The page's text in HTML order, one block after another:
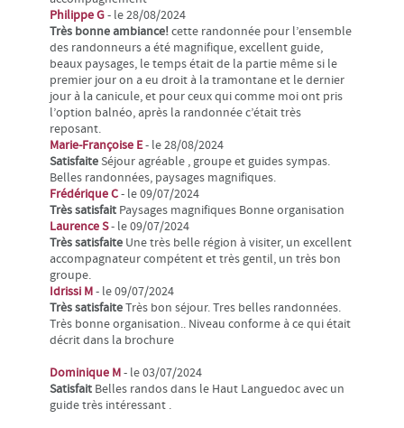
Philippe G- le 28/08/2024
Très bonne ambiance!cette randonnée pour l’ensemble
des randonneurs a été magnifique, excellent guide,
beaux paysages, le temps était de la partie même si le
premier jour on a eu droit à la tramontane et le dernier
jour à la canicule, et pour ceux qui comme moi ont pris
l’option balnéo, après la randonnée c’était très
reposant.
Marie-Françoise E- le 28/08/2024
SatisfaiteSéjour agréable , groupe et guides sympas.
Belles randonnées, paysages magnifiques.
Frédérique C- le 09/07/2024
Très satisfait Paysages magnifiques Bonne organisation
Laurence S- le 09/07/2024
Très satisfaite Une très belle région à visiter, un excellent
accompagnateur compétent et très gentil, un très bon
groupe.
Idrissi M- le 09/07/2024
Très satisfaiteTrès bon séjour. Tres belles randonnées.
Très bonne organisation.. Niveau conforme à ce qui était
décrit dans la brochure
Dominique M- le 03/07/2024
Satisfait Belles randos dans le Haut Languedoc avec un
guide très intéressant .